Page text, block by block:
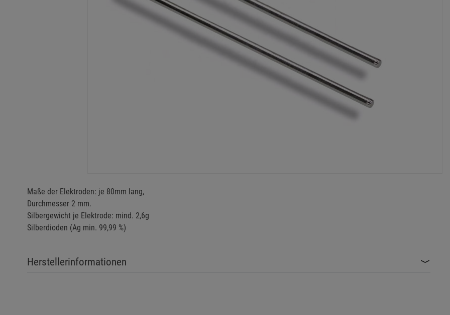
Maße der Elektroden: je 80mm lang,
Durchmesser 2 mm.
Silbergewicht je Elektrode: mind. 2,6g
Silberdioden (Ag min. 99,99 %)
Herstellerinformationen